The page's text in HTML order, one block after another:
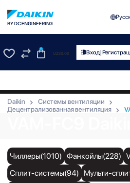
BY DC ENGINEERING
0
UZS0.00 Вход|
Daikin
Системы вентиляции
Децентрализованная вентиляция
Чиллеры(1010) Фанкойлы(228)
Сплит-системы(94)
Мульти-